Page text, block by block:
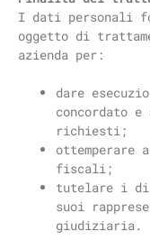
I dati personali
oggetto di
azienda per:
dare
concordato
richiesti;
fiscali;
tutelare i
suoi
giudiziaria.